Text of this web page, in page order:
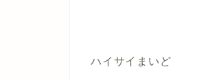
ハイサイまいど